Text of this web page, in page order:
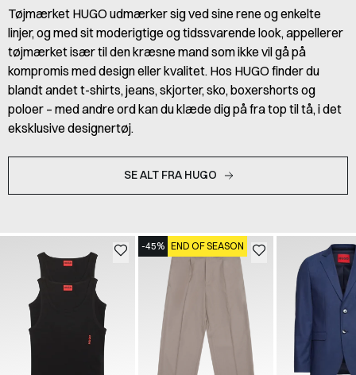
Tøjmærket HUGO udmærker sig ved sine rene og enkelte
linjer, og med sit moderigtige og tidssvarende look, appellerer
tøjmærket især til den kræsne mand som ikke vil gå på
kompromis med design eller kvalitet. Hos HUGO finder du
blandt andet t-shirts, jeans, skjorter, sko, boxershorts og
poloer – med andre ord kan du klæde dig på fra top til tå, i det
eksklusive designertøj.
SE ALT FRA HUGO
-45% END OF SEASON